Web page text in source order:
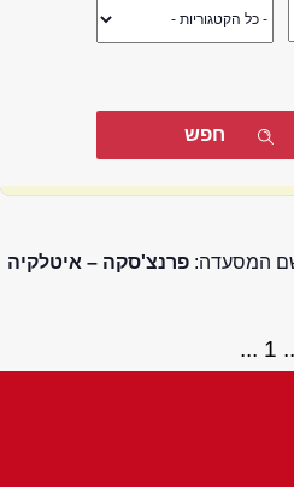
שם המסעדה: פרנצ'סקה – איטלקיה
1